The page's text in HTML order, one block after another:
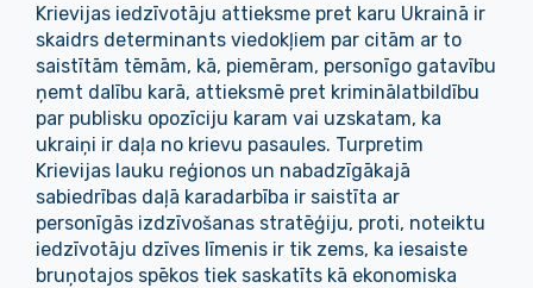
Krievijas iedzīvotāju attieksme pret karu Ukrainā ir
skaidrs determinants viedokļiem par citām ar to
saistītām tēmām, kā, piemēram, personīgo gatavību
ņemt dalību karā, attieksmē pret kriminālatbildību
par publisku opozīciju karam vai uzskatam, ka
ukraiņi ir daļa no krievu pasaules. Turpretim
Krievijas lauku reģionos un nabadzīgākajā
sabiedrības daļā karadarbība ir saistīta ar
personīgās izdzīvošanas stratēģiju, proti, noteiktu
iedzīvotāju dzīves līmenis ir tik zems, ka iesaiste
bruņotajos spēkos tiek saskatīts kā ekonomiska